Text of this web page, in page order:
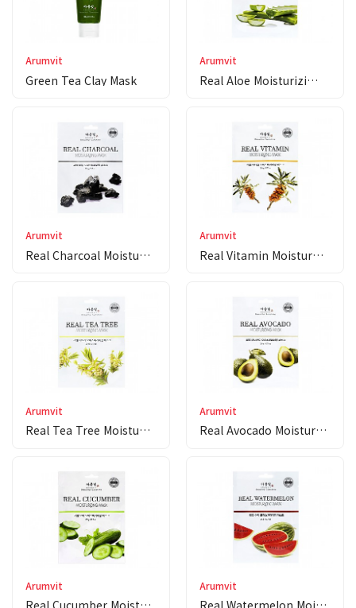
Arumvit
Green Tea Clay Mask
Arumvit
Real Aloe Moisturizi…
Arumvit
Real Charcoal Moistu…
Arumvit
Real Vitamin Moistur…
Arumvit
Real Tea Tree Moistu…
Arumvit
Real Avocado Moistur…
Arumvit Arumvit